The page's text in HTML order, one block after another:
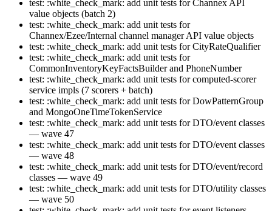
test: :white_check_mark: add unit tests for Channex API
value objects (batch 2)
test: :white_check_mark: add unit tests for
Channex/Ezee/Internal channel manager API value objects
test: :white_check_mark: add unit tests for CityRateQualifier
test: :white_check_mark: add unit tests for
CommonInventoryKeyFactsBuilder and PhoneNumber
test: :white_check_mark: add unit tests for computed-scorer
service impls (7 scorers + batch)
test: :white_check_mark: add unit tests for DowPatternGroup
and MongoOneTimeTokenService
test: :white_check_mark: add unit tests for DTO/event classes
— wave 47
test: :white_check_mark: add unit tests for DTO/event classes
— wave 48
test: :white_check_mark: add unit tests for DTO/event/record
classes — wave 49
test: :white_check_mark: add unit tests for DTO/utility classes
— wave 50